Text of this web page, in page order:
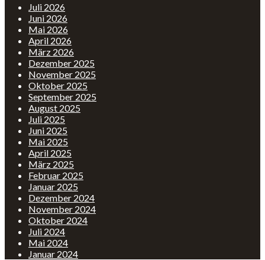
Juli 2026
Juni 2026
Mai 2026
April 2026
März 2026
Dezember 2025
November 2025
Oktober 2025
September 2025
August 2025
Juli 2025
Juni 2025
Mai 2025
April 2025
März 2025
Februar 2025
Januar 2025
Dezember 2024
November 2024
Oktober 2024
Juli 2024
Mai 2024
Januar 2024